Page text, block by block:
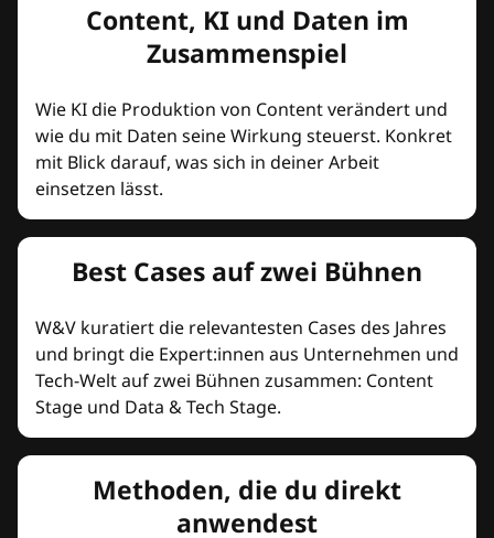
Content, KI und Daten im
Zusammenspiel
Wie KI die Produktion von Content verändert und
wie du mit Daten seine Wirkung steuerst. Konkret
mit Blick darauf, was sich in deiner Arbeit
einsetzen lässt.
Best Cases auf zwei Bühnen
W&V kuratiert die relevantesten Cases des Jahres
und bringt die Expert:innen aus Unternehmen und
Tech-Welt auf zwei Bühnen zusammen: Content
Stage und Data & Tech Stage.
Methoden, die du direkt
anwendest